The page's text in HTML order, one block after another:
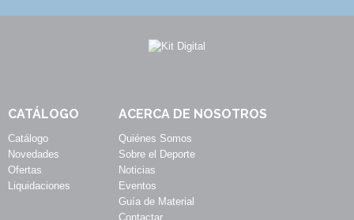
CATÁLOGO
Catálogo
Novedades
Ofertas
Liquidaciones
ACERCA DE NOSOTROS
Quiénes Somos
Sobre el Deporte
Noticias
Eventos
Guía de Material
Contactar